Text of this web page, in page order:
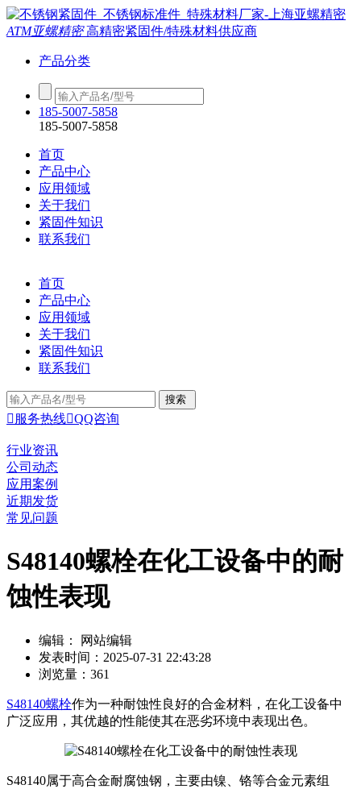
ATM亚螺精密高精密紧固件/特殊材料供应商
产品分类
185-5007-5858
185-5007-5858
首页
产品中心
应用领域
关于我们
紧固件知识
联系我们
首页
产品中心
应用领域
关于我们
紧固件知识
联系我们
 服务热线QQ咨询
行业资讯
公司动态
应用案例
近期发货
常见问题
S48140螺栓在化工设备中的耐
蚀性表现
编辑： 网站编辑
发表时间：2025-07-31 22:43:28
浏览量：361
S48140螺栓作为一种耐蚀性良好的合金材料，在化工设备中
广泛应用，其优越的性能使其在恶劣环境中表现出色。
S48140属于高合金耐腐蚀钢，主要由镍、铬等合金元素组